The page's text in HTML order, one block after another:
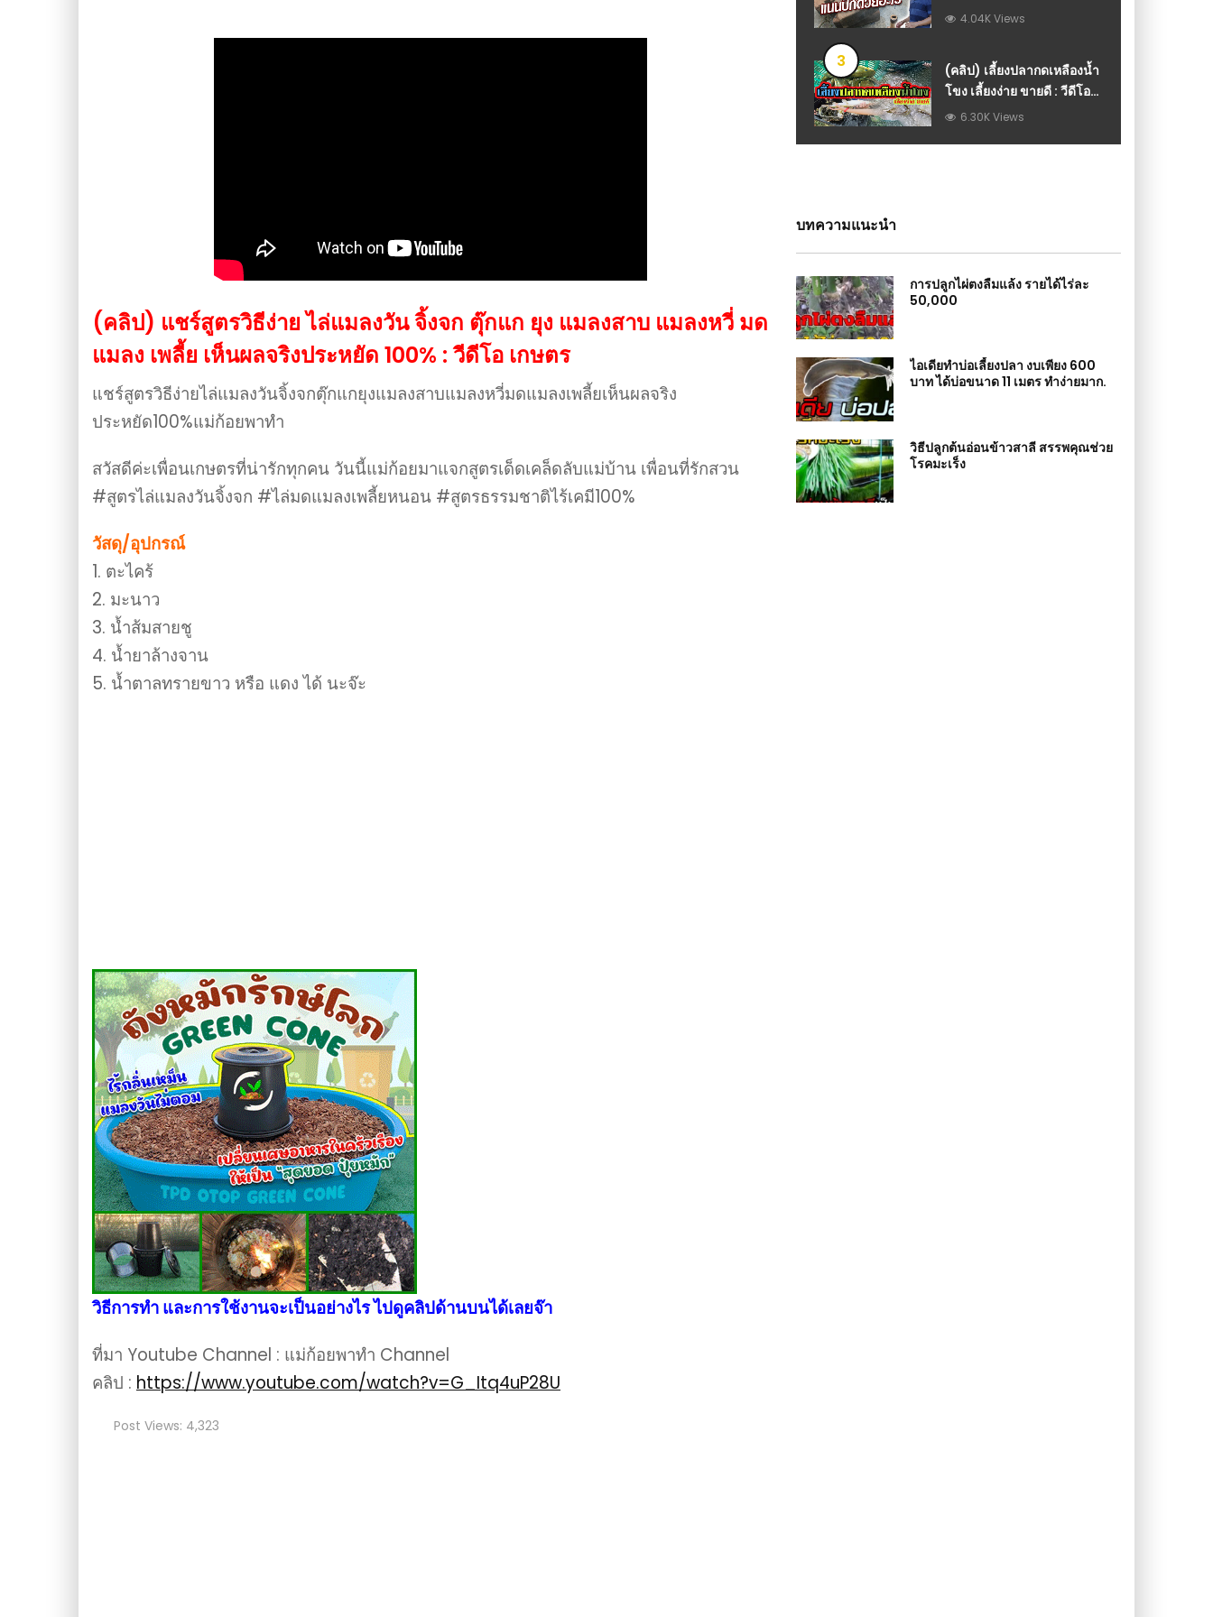
(คลิป) แชร์สูตรวิธีง่าย ไล่แมลงวัน จิ้งจก ตุ๊กแก ยุง แมลงสาบ แมลงหวี่ มด
แมลง เพลี้ย เห็นผลจริงประหยัด 100% : วีดีโอ เกษตร
แชร์สูตรวิธีง่ายไล่แมลงวันจิ้งจกตุ๊กแกยุงแมลงสาบแมลงหวี่มดแมลงเพลี้ยเห็นผลจริง
ประหยัด100%แม่ก้อยพาทำ
สวัสดีค่ะเพื่อนเกษตรที่น่ารักทุกคน วันนี้แม่ก้อยมาแจกสูตรเด็ดเคล็ดลับแม่บ้าน เพื่อนที่รักสวน
#สูตรไล่แมลงวันจิ้งจก #ไล่มดแมลงเพลี้ยหนอน #สูตรธรรมชาติไร้เคมี100%
วัสดุ/อุปกรณ์
1. ตะไคร้
2. มะนาว
3. น้ำส้มสายชู
4. น้ำยาล้างจาน
5. น้ำตาลทรายขาว หรือ แดง ได้ นะจ๊ะ
วิธีการทำ และการใช้งานจะเป็นอย่างไร ไปดูคลิปด้านบนได้เลยจ๊า
ที่มา Youtube Channel : แม่ก้อยพาทำ Channel
คลิป : https://www.youtube.com/watch?v=G_Itq4uP28U
Post Views: 4,323
วีดีโอ เกษตร
4.04K Views
3
(คลิป) เลี้ยงปลากดเหลืองน้ำ
โขง เลี้ยงง่าย ขายดี : วีดีโอ
เกษตร6.30K Views
บทความแนะนำ
การปลูกไผ่ตงลืมแล้ง รายได้ไร่ละ
50,000
ไอเดียทำบ่อเลี้ยงปลา งบเพียง 600
บาท ได้บ่อขนาด 11 เมตร ทำง่ายมาก.
วิธีปลูกต้นอ่อนข้าวสาลี สรรพคุณช่วย
โรคมะเร็ง